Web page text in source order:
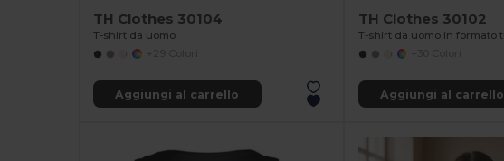
TH Clothes 30104
T-shirt da uomo
Aggiungi al carrello
TH Clothes 30102
Aggiungi al carrello